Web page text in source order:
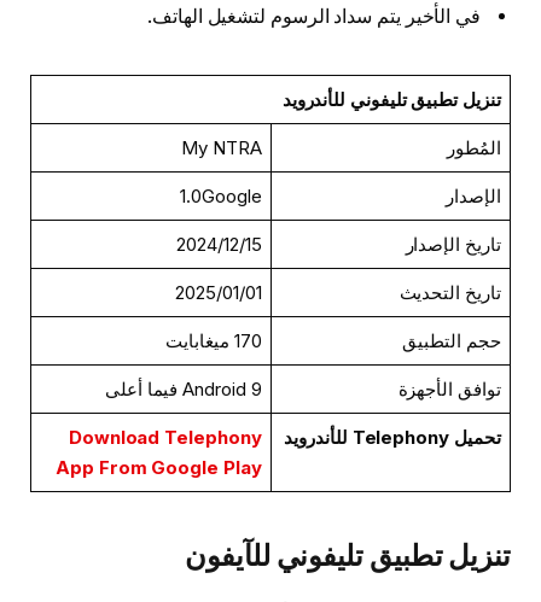
في الأخير يتم سداد الرسوم لتشغيل الهاتف.
تنزيل تطبيق تليفوني للأندرويد
المُطور My NTRA
الإصدار 1.0Google
تاريخ الإصدار 15‏/12‏/2024
تاريخ التحديث 01‏/01‏/2025
حجم التطبيق 170 ميغابايت
توافق الأجهزة Android 9 فيما أعلى
تحميل Telephony للأندرويد
Download Telephony
App From Google Play
تنزيل تطبيق تليفوني للآيفون